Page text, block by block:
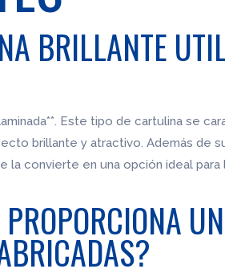
BRILLANTE
Este tipo de cartulina se
brillante y atractivo. Además de
la convierte en una opción ideal para
UN